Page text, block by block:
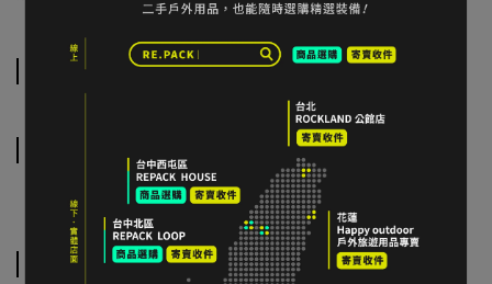
規格說明
相關商品